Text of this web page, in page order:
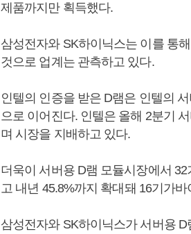
제품까지만 획득했다.
삼성전자와 SK하이닉스는 이를 통
것으로 업계는 관측하고 있다.
인텔의 인증을 받은 D램은 인텔의
으로 이어진다. 인텔은 올해 2분기
며 시장을 지배하고 있다.
더욱이 서버용 D램 모듈시장에서
고 내년 45.8%까지 확대돼 16기가
삼성전자와 SK하이닉스가 서버용